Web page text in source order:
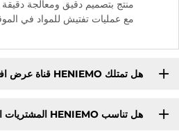
منتج بتصميم دقيق ومعالجة
مع عمليات تفتيش للمواد في
هل تمتلك HENIEMO قناة عرض افتراضية؟
هل تناسب HENIEMO المشتريات التجارية؟